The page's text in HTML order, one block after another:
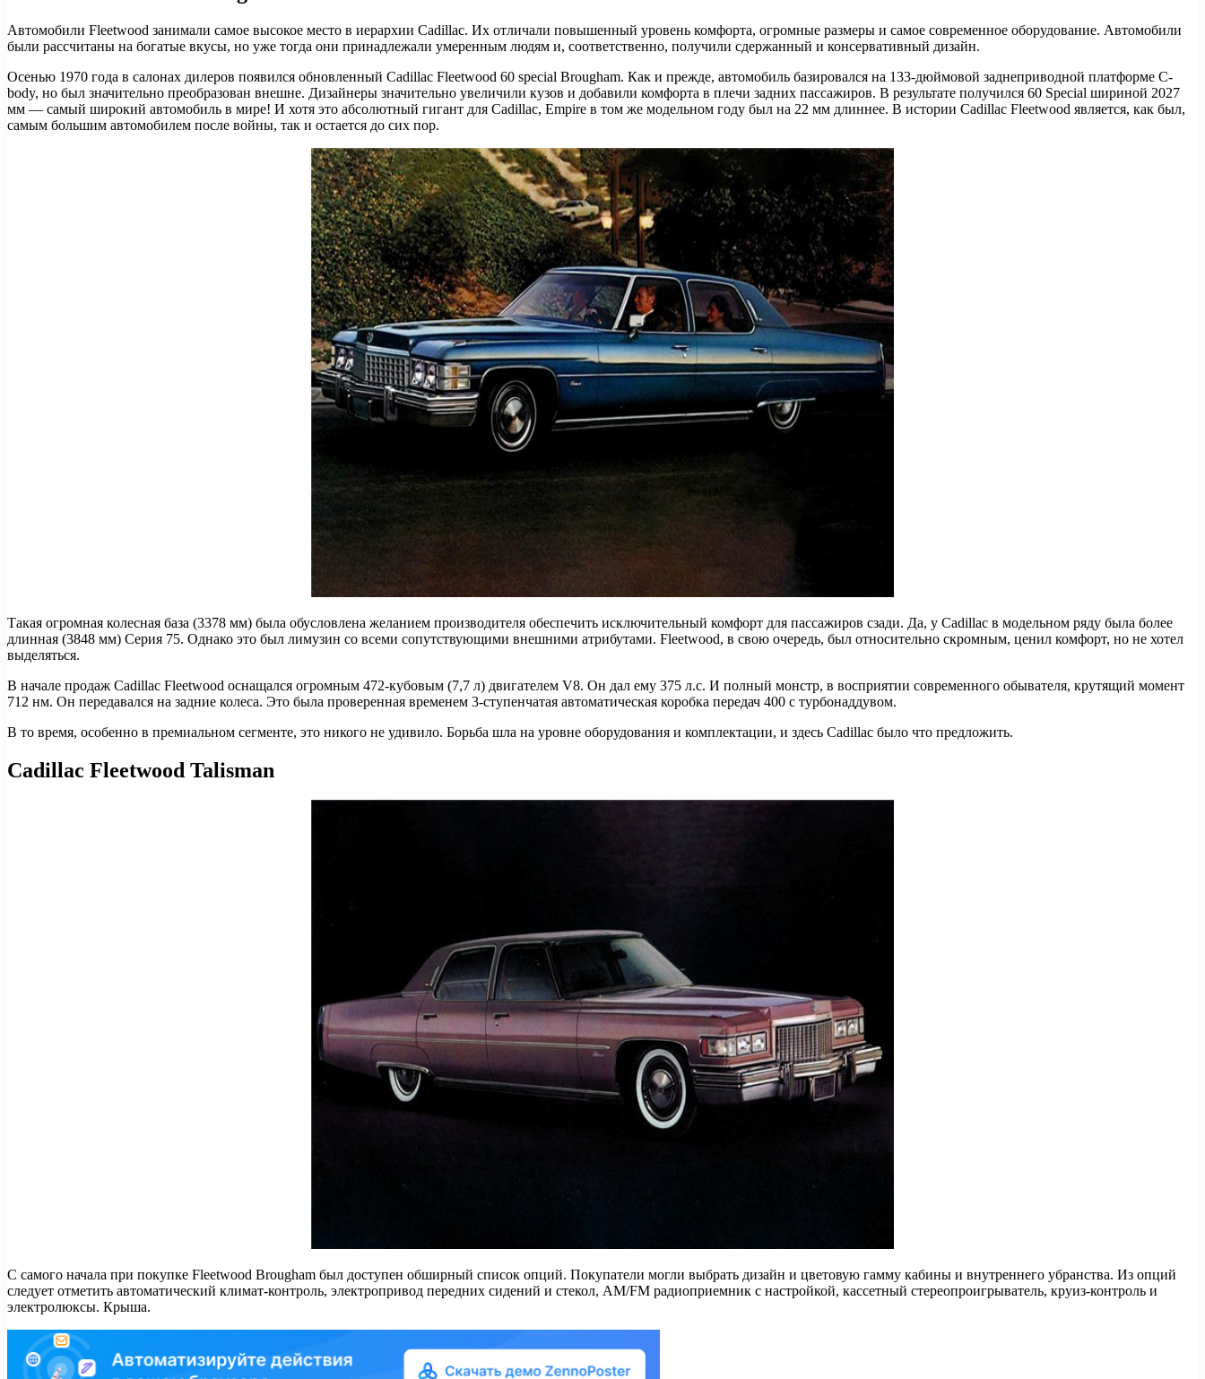
Автомобили Fleetwood занимали самое высокое место в иерархии Cadillac. Их отличали повышенный уровень комфорта, огромные размеры и самое современное оборудование. Автомобили
были рассчитаны на богатые вкусы, но уже тогда они принадлежали умеренным людям и, соответственно, получили сдержанный и консервативный дизайн.
Осенью 1970 года в салонах дилеров появился обновленный Cadillac Fleetwood 60 special Brougham. Как и прежде, автомобиль базировался на 133-дюймовой заднеприводной платформе C-
body, но был значительно преобразован внешне. Дизайнеры значительно увеличили кузов и добавили комфорта в плечи задних пассажиров. В результате получился 60 Special шириной 2027
мм — самый широкий автомобиль в мире! И хотя это абсолютный гигант для Cadillac, Empire в том же модельном году был на 22 мм длиннее. В истории Cadillac Fleetwood является, как был,
самым большим автомобилем после войны, так и остается до сих пор.
Такая огромная колесная база (3378 мм) была обусловлена желанием производителя обеспечить исключительный комфорт для пассажиров сзади. Да, у Cadillac в модельном ряду была более
длинная (3848 мм) Серия 75. Однако это был лимузин со всеми сопутствующими внешними атрибутами. Fleetwood, в свою очередь, был относительно скромным, ценил комфорт, но не хотел
выделяться.
В начале продаж Cadillac Fleetwood оснащался огромным 472-кубовым (7,7 л) двигателем V8. Он дал ему 375 л.с. И полный монстр, в восприятии современного обывателя, крутящий момент
712 нм. Он передавался на задние колеса. Это была проверенная временем 3-ступенчатая автоматическая коробка передач 400 с турбонаддувом.
В то время, особенно в премиальном сегменте, это никого не удивило. Борьба шла на уровне оборудования и комплектации, и здесь Cadillac было что предложить.
Cadillac Fleetwood Talisman
С самого начала при покупке Fleetwood Brougham был доступен обширный список опций. Покупатели могли выбрать дизайн и цветовую гамму кабины и внутреннего убранства. Из опций
следует отметить автоматический климат-контроль, электропривод передних сидений и стекол, AM/FM радиоприемник с настройкой, кассетный стереопроигрыватель, круиз-контроль и
электролюксы. Крыша.